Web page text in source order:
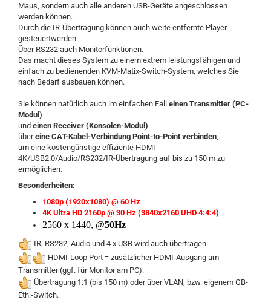
Maus, sondern auch alle anderen USB-Geräte angeschlossen
werden können.
Durch die IR-Übertragung können auch weite entfernte Player
gesteuertwerden.
Über RS232 auch Monitorfunktionen.
Das macht dieses System zu einem extrem leistungsfähigen und
einfach zu bedienenden KVM-Matix-Switch-System, welches Sie
nach Bedarf ausbauen können.
Sie können natürlich auch im einfachen Fall einen Transmitter (PC-
Modul)
und einen Receiver (Konsolen-Modul)
übereine CAT-Kabel-Verbindung Point-to-Point verbinden,
um eine kostengünstige effiziente HDMI-
4K/USB2.0/Audio/RS232/IR-Übertragung auf bis zu 150 m zu
ermöglichen.
Besonderheiten:
1080p (1920x1080) @ 60 Hz
4K Ultra HD 2160p @ 30 Hz (3840x2160 UHD 4:4:4)
2560 x 1440, @50Hz
IR, RS232, Audio und 4 x USB wird auch übertragen.
HDMI-Loop Port = zusätzlicher HDMI-Ausgang am
Transmitter (ggf. für Monitor am PC).
Übertragung 1:1 (bis 150 m) oder über VLAN, bzw. eigenem GB-
Eth.-Switch.